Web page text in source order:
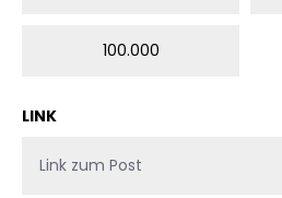
100.000
LINK